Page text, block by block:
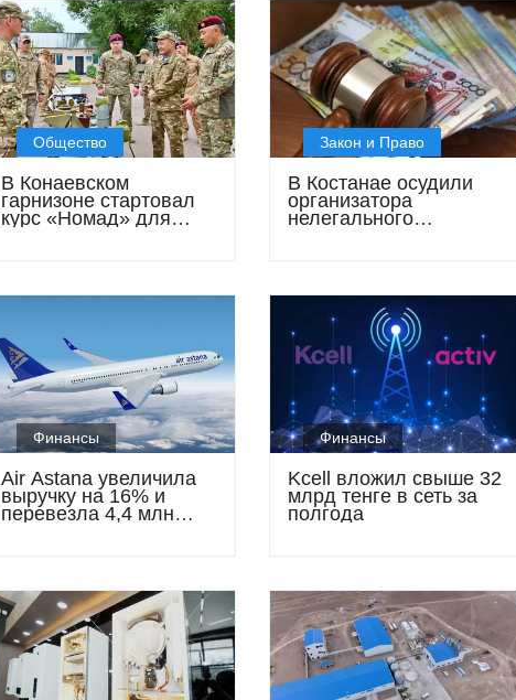
Общество
В Конаевском
гарнизоне стартовал
курс «Номад» для
Закон и Право
В Костанае осудили
организатора
нелегального
Финансы
Air Astana увеличила
выручку на 16% и
перевезла 4,4 млн
Финансы
Kcell вложил свыше 32
млрд тенге в сеть за
полгода